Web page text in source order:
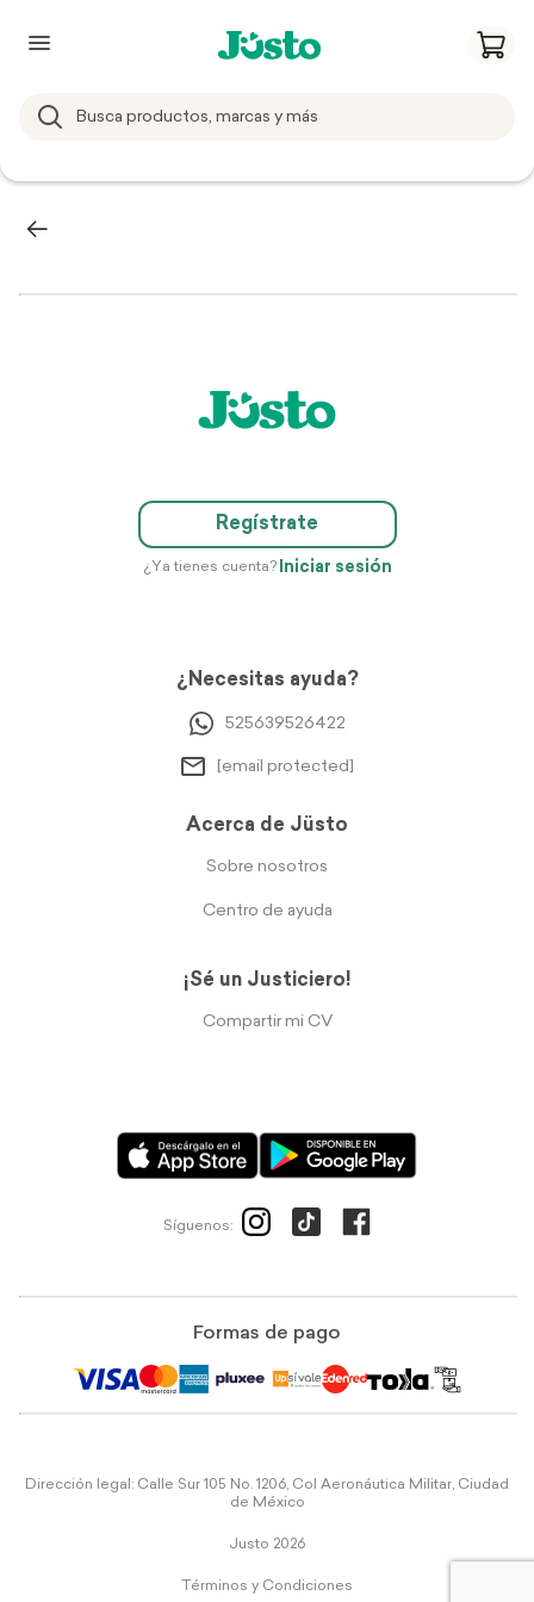
Regístrate
¿Ya tienes cuenta? Iniciar sesión
¿Necesitas ayuda?
525639526422
[email protected]
Acerca de Jüsto
Sobre nosotros
Centro de ayuda
¡Sé un Justiciero!
Compartir mi CV
Síguenos:
Formas de pago
Dirección legal: Calle Sur 105 No. 1206, Col Aeronáutica Militar, Ciudad
de México
Justo 2026
Términos y Condiciones